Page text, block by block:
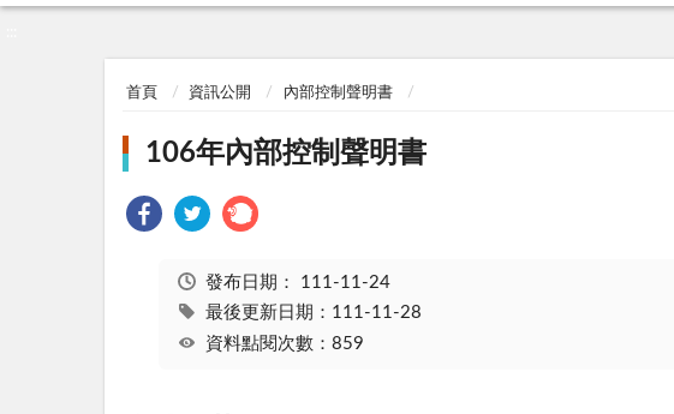
首頁 資訊公開 內部控制聲明書
106年內部控制聲明書
發布日期： 111-11-24
最後更新日期：111-11-28
資料點閱次數：859